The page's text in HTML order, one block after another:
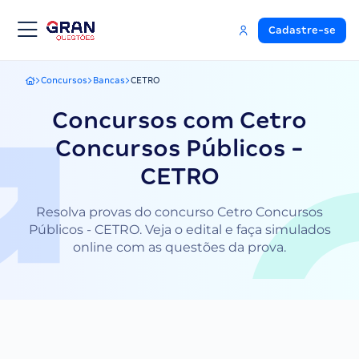
Cadastre-se
Gran Questões
Concursos Bancas CETRO
Concursos com Cetro
Concursos Públicos -
CETRO
Resolva provas do concurso Cetro Concursos
Públicos - CETRO. Veja o edital e faça simulados
online com as questões da prova.